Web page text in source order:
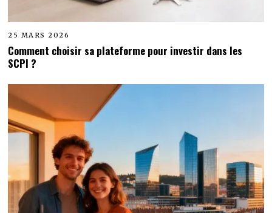
25 MARS 2026
Comment choisir sa plateforme pour investir dans les
SCPI ?